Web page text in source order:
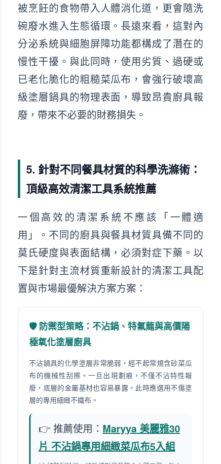
被烹飪的食物帶入人體消化道，更會隨洗
碗廢水進入生態循環。長遠來看，這對內
分泌系統與細胞屏障功能都構成了潛在的
慢性干擾。與此同時，使用劣質、過硬或
已老化脆化的粗糙菜瓜布，會強行破壞高
級塗層鍋具的物理表面，導致昂貴廚具報
廢，帶來不必要的財務損失。
5. 針對不同餐具材質的科學洗滌術：
頂級高效清潔工具系統推薦
一個高效的清潔系統不應該「一體適
用」。不同的廚具與餐具材質具備不同的
莫氏硬度與表面結構，必須對症下藥。以
下是針對主流材質重新設計的清潔工具配
置與市場最優解決方案方案：
🛡️ 防禦型策略：不沾鍋、特氟龍與高價陽
極氧化塗層廚具
不沾鍋具的化學塗層非常脆弱，經不起常規含砂菜瓜
布的機械性刮擦。一旦出現劃痕，不僅不沾特性報
廢，底層的金屬基材也容易暴露。此時應選用不傷塗
層的專用細緻不織布。
👉 推薦使用： Maryya 美麗雅30
片 不沾鍋專用細緻菜瓜布5入組